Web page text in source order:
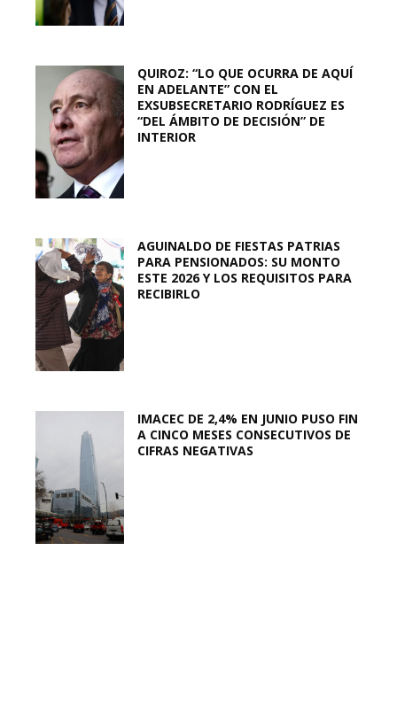
QUIROZ: “LO QUE OCURRA DE AQUÍ
EN ADELANTE” CON EL
EXSUBSECRETARIO RODRÍGUEZ ES
“DEL ÁMBITO DE DECISIÓN” DE
INTERIOR
AGUINALDO DE FIESTAS PATRIAS
PARA PENSIONADOS: SU MONTO
ESTE 2026 Y LOS REQUISITOS PARA
RECIBIRLO
IMACEC DE 2,4% EN JUNIO PUSO FIN
A CINCO MESES CONSECUTIVOS DE
CIFRAS NEGATIVAS